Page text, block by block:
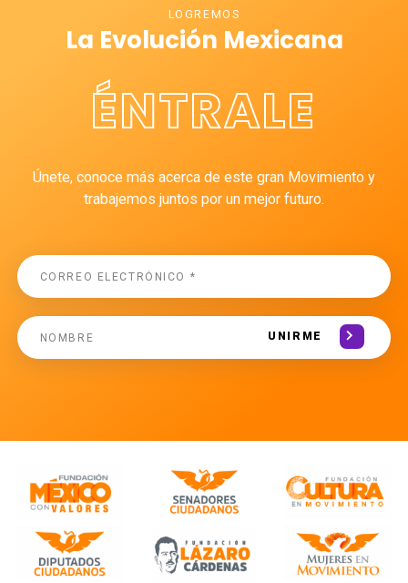
LOGREMOS
La Evolución Mexicana
ÉNTRALE
Únete, conoce más acerca de este gran Movimiento y
trabajemos juntos por un mejor futuro.
UNIRME